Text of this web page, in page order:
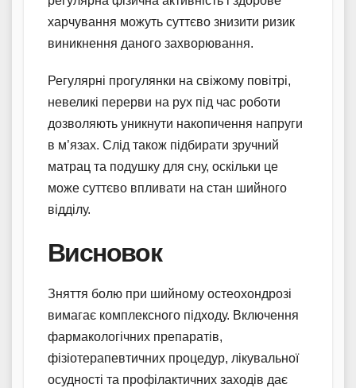
харчування можуть суттєво знизити ризик
виникнення даного захворювання.
Регулярні прогулянки на свіжому повітрі,
невеликі перерви на рух під час роботи
дозволяють уникнути накопичення напруги
в м’язах. Слід також підбирати зручний
матрац та подушку для сну, оскільки це
може суттєво впливати на стан шийного
відділу.
Висновок
Зняття болю при шийному остеохондрозі
вимагає комплексного підходу. Включення
фармакологічних препаратів,
фізіотерапевтичних процедур, лікувальної
осудності та профілактичних заходів дає